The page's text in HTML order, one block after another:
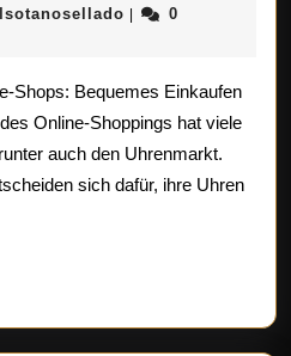
elsotanosellado
|
0
Shops: Bequemes Einkaufen
Online-Shoppings hat viele
auch den Uhrenmarkt.
sich dafür, ihre Uhren